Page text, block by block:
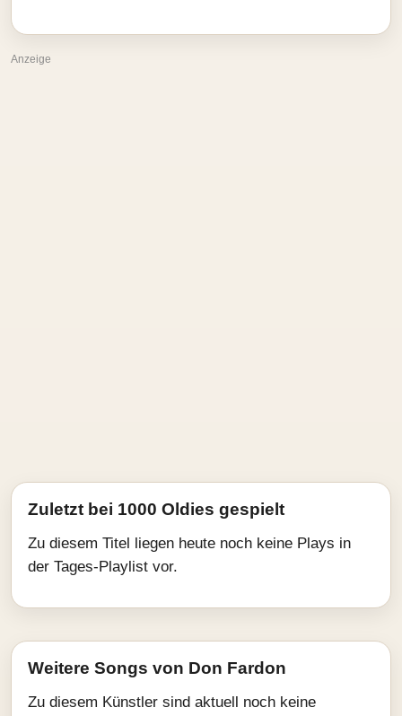
Anzeige
Zuletzt bei 1000 Oldies gespielt
Zu diesem Titel liegen heute noch keine Plays in
der Tages-Playlist vor.
Weitere Songs von Don Fardon
Zu diesem Künstler sind aktuell noch keine